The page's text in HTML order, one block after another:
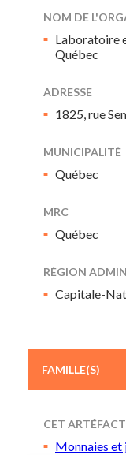
NOM DE
Laboratoire
Québec
ADRESSE
1825, rue
MUNICIPALITÉ
Québec
MRC
Québec
RÉGION
Capitale-
FAMILLE(S)
CET
Monnaies et